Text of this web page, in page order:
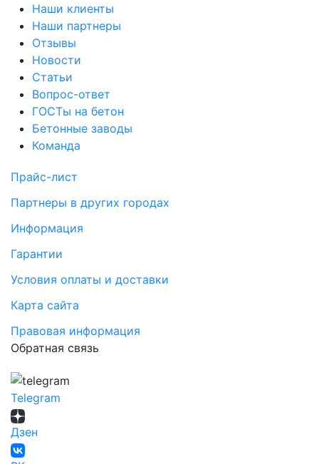
Наши клиенты
Наши партнеры
Отзывы
Новости
Статьи
Вопрос-ответ
ГОСТы на бетон
Бетонные заводы
Команда
Прайс-лист
Партнеры в других городах
Информация
Гарантии
Условия оплаты и доставки
Карта сайта
Правовая информация
Обратная связь
Telegram
Дзен